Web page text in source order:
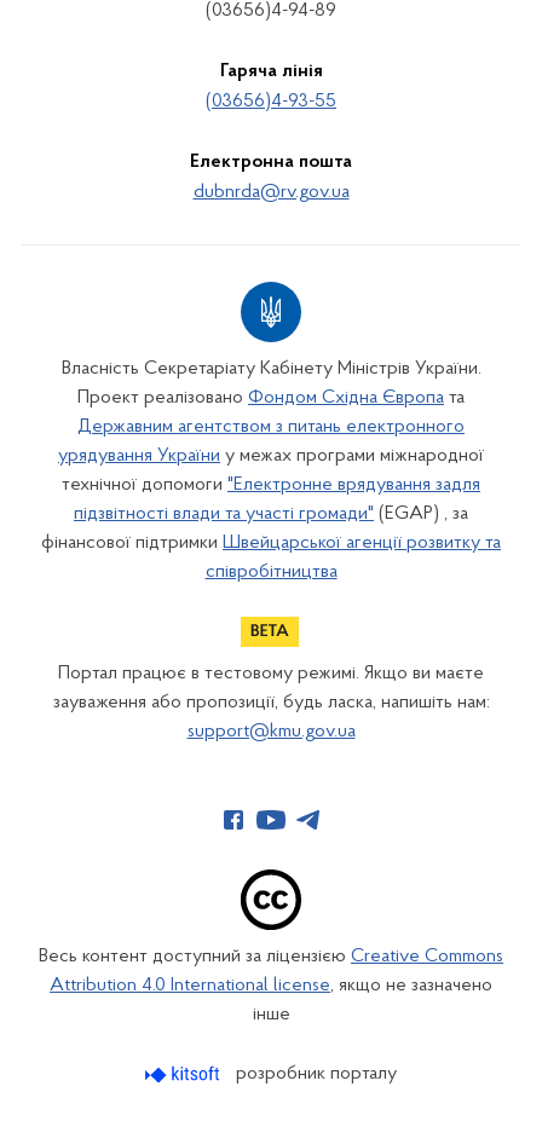
(03656)4-94-89
Гаряча лінія
(03656)4-93-55
Електронна пошта
dubnrda@rv.gov.ua
Власність Секретаріату Кабінету Міністрів України.
Проект реалізовано Фондом Східна Європа та
Державним агентством з питань електронного
урядування України у межах програми міжнародної
технічної допомоги "Електронне врядування задля
підзвітності влади та участі громади" (EGAP) , за
фінансової підтримки Швейцарської агенції розвитку та
співробітництва
Портал працює в тестовому режимі. Якщо ви маєте
зауваження або пропозиції, будь ласка, напишіть нам:
support@kmu.gov.ua
Весь контент доступний за ліцензією Creative Commons
Attribution 4.0 International license, якщо не зазначено
інше
розробник порталу